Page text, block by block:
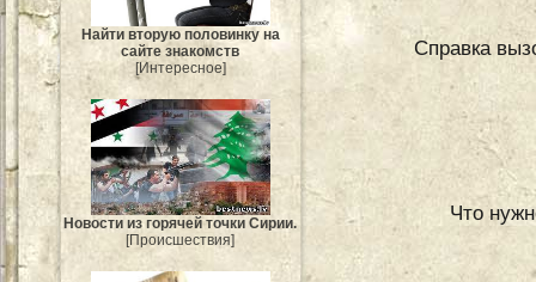
Найти вторую половинку на
сайте знакомств
[Интересное]
Новости из горячей точки Сирии.
[Происшествия]
Справка
Что